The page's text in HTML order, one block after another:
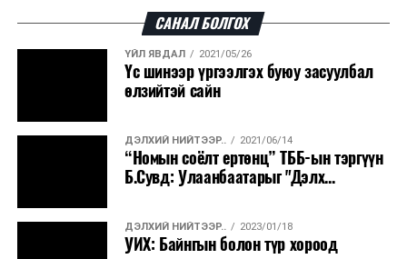
худалдааны төвүүдийн авто зогсо...
ҮЙЛ ЯВДАЛ
КОП17-д ажиллах онцгой байдлын
бүрэлдэхүүн хамтарсан дадлага сургуул...
ҮЙЛ ЯВДАЛ 7 цаг 26 минут
Улаанбаатарт өдөртөө 20 хэм дулаан
ҮЙЛ ЯВДАЛ 2026/08/07
COP17-ын зочид, төлөөлөгчдөд үйлчлэх 250
САНАЛ БОЛГОХ
ҮЙЛ ЯВДАЛ 2021/05/26
Үс шинээр үргээлгэх буюу засуулбал
өлзийтэй сайн
ДЭЛХИЙ НИЙТЭЭР.. 2021/06/14
“Номын соёлт ертөнц” ТББ-ын тэргүүн
Б.Сувд: Улаанбаатарыг "Дэлх...
ДЭЛХИЙ НИЙТЭЭР.. 2023/01/18
УИХ: Байнгын болон түр хороод